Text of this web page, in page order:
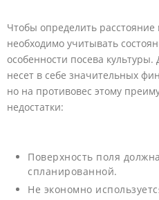
Чтобы определить
необходимо учитывать
особенности посева
несет в себе значительных
но на противовес этому
недостатки:
Поверхность поля
спланированной.
Не экономно